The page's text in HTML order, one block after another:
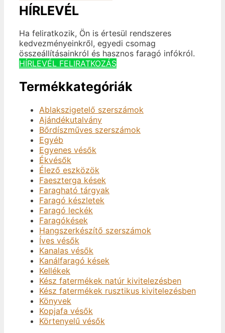
HÍRLEVÉL
Ha feliratkozik, Ön is értesül rendszeres
kedvezményeinkről, egyedi csomag
összeállításainkról és hasznos faragó infókról.
HÍRLEVÉL FELIRATKOZÁS
Termékkategóriák
Ablakszigetelő szerszámok
Ajándékutalvány
Bőrdíszműves szerszámok
Egyéb
Egyenes vésők
Ékvésők
Élező eszközök
Faeszterga kések
Faragható tárgyak
Faragó készletek
Faragó leckék
Faragókések
Hangszerkészítő szerszámok
Íves vésők
Kanalas vésők
Kanálfaragó kések
Kellékek
Kész fatermékek natúr kivitelezésben
Kész fatermékek rusztikus kivitelezésben
Könyvek
Kopjafa vésők
Körtenyelű vésők